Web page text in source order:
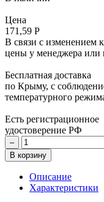
Цена
171,59 Р
В связи с изменением
цены у менеджера или
Бесплатная доставка
по Крыму, с
температурного
Есть регистрационное
удостоверение РФ
–
В корзину
Описание
Характеристики